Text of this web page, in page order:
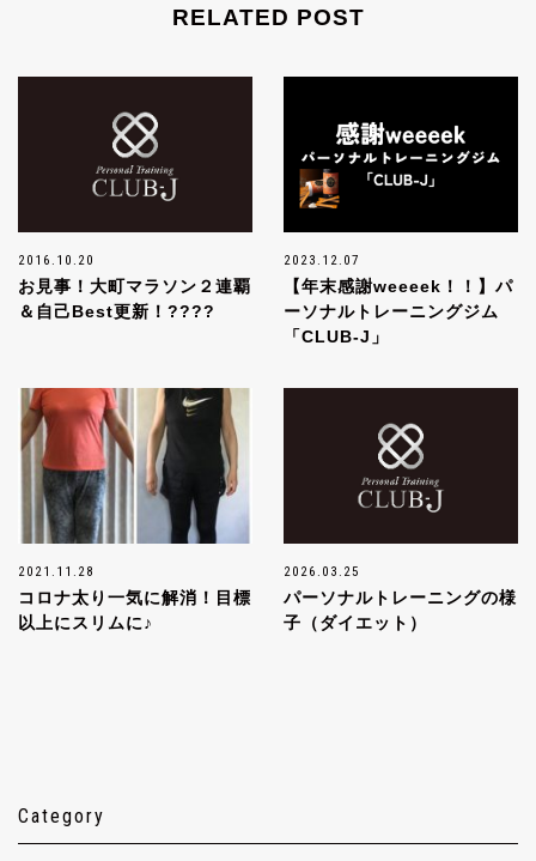
RELATED POST
2016.10.20
お見事！大町マラソン２連覇
＆自己Best更新！????
2023.12.07
【年末感謝weeeek！！】パ
ーソナルトレーニングジム
「CLUB-J」
2021.11.28
コロナ太り一気に解消！目標
以上にスリムに♪
2026.03.25
パーソナルトレーニングの様
子（ダイエット）
Category